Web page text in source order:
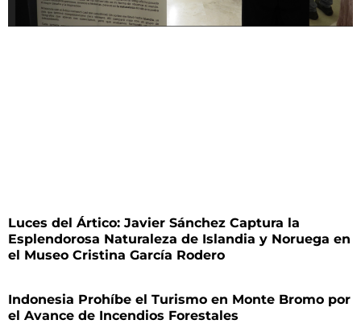
Luces del Ártico: Javier Sánchez Captura la
Esplendorosa Naturaleza de Islandia y Noruega en
el Museo Cristina García Rodero
Indonesia Prohíbe el Turismo en Monte Bromo por
el Avance de Incendios Forestales